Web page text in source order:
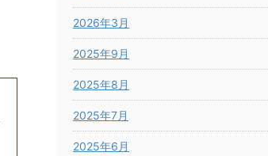
2026年3月
2025年9月
2025年8月
2025年7月
2025年6月